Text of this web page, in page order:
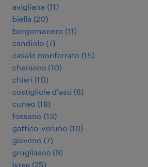
avigliana (11)
biella (20)
borgomanero (11)
candiolo (7)
casale monferrato (15)
cherasco (10)
chieri (10)
costigliole d'asti (8)
cuneo (18)
fossano (13)
gattico-veruno (10)
giaveno (7)
grugliasco (9)
ivrea (25)